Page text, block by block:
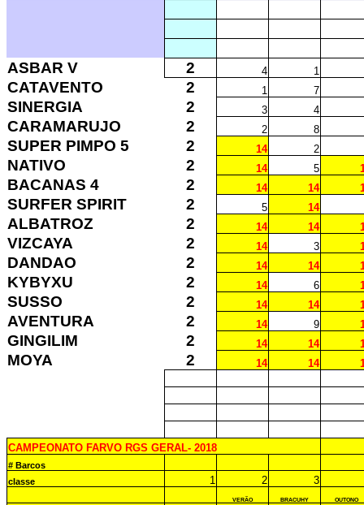
ASBAR V 2 4 1
CATAVENTO 2 1 7
SINERGIA 2 3 4
CARAMARUJO 2 2 8
SUPER PIMPO 5 2 14 2
NATIVO 2 14 5
BACANAS 4 2 14 14
SURFER SPIRIT 2 5 14
ALBATROZ 2 14 14
VIZCAYA 2 14 3
DANDAO 2 14 14
KYBYXU 2 14 6
SUSSO 2 14 14
AVENTURA 2 14 9
GINGILIM 2 14 14
MOYA 2 14 14
CAMPEONATO FARVO RGS GERAL- 2018
# Barcos
classe
1 2 3
VERÃO BRACUHY OUTONO